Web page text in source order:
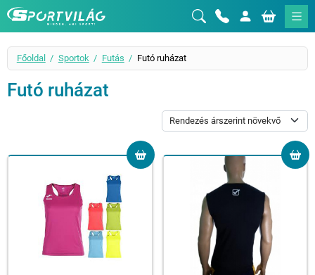
Sportvilág
Főoldal Sportok Futás Futó ruházat
Futó ruházat